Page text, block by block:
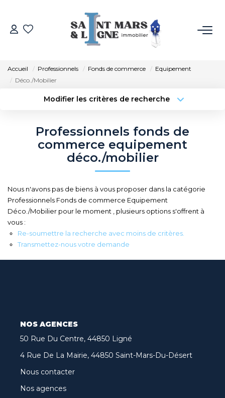
NOS MÉTIERS
NOS AGENCES
Qui Sommes-Nous
Notre Équipe
Biens Vendus
Nos Avis Clients
FNAIM
Accueil Professionnels Fonds de commerce
Equipement
Déco./Mobilier
Modifier les critères de recherche
Type de bien
Budget max Plus de critères
Professionnels fonds de
commerce equipement
déco./mobilier
Nous n'avons pas de biens à vous proposer dans la catégorie
Professionnels Fonds de commerce Equipement
Déco./Mobilier pour le moment , plusieurs options s'offrent à
vous :
Re-soumettre la recherche avec moins de critères.
Transmettez-nous votre demande
NOS AGENCES
50 Rue Du Centre, 44850 Ligné
4 Rue De La Mairie, 44850 Saint-Mars-Du-Désert
Nous contacter
Nos agences